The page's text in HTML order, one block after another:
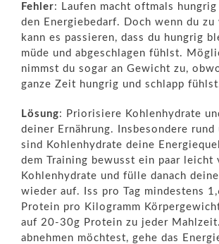
Fehler: Laufen macht oftmals
den Energiebedarf. Doch wenn du zu
kann es passieren, dass du hungrig
müde und abgeschlagen fühlst.
nimmst du sogar an Gewicht zu,
ganze Zeit hungrig und schlapp
Lösung: Priorisiere Kohlenhydrate
deiner Ernährung. Insbesondere rund
sind Kohlenhydrate deine
dem Training bewusst ein paar leicht
Kohlenhydrate und fülle danach
wieder auf. Iss pro Tag mindestens
Protein pro Kilogramm
auf 20-30g Protein zu jeder
abnehmen möchtest, gehe das